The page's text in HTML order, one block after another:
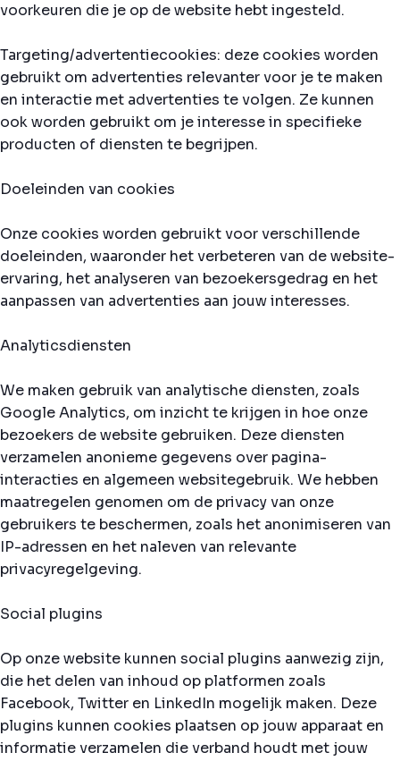
voorkeuren die je op de website hebt ingesteld.
Targeting/advertentiecookies: deze cookies worden
gebruikt om advertenties relevanter voor je te maken
en interactie met advertenties te volgen. Ze kunnen
ook worden gebruikt om je interesse in specifieke
producten of diensten te begrijpen.
Doeleinden van cookies
Onze cookies worden gebruikt voor verschillende
doeleinden, waaronder het verbeteren van de website-
ervaring, het analyseren van bezoekersgedrag en het
aanpassen van advertenties aan jouw interesses.
Analyticsdiensten
We maken gebruik van analytische diensten, zoals
Google Analytics, om inzicht te krijgen in hoe onze
bezoekers de website gebruiken. Deze diensten
verzamelen anonieme gegevens over pagina-
interacties en algemeen websitegebruik. We hebben
maatregelen genomen om de privacy van onze
gebruikers te beschermen, zoals het anonimiseren van
IP-adressen en het naleven van relevante
privacyregelgeving.
Social plugins
Op onze website kunnen social plugins aanwezig zijn,
die het delen van inhoud op platformen zoals
Facebook, Twitter en LinkedIn mogelijk maken. Deze
plugins kunnen cookies plaatsen op jouw apparaat en
informatie verzamelen die verband houdt met jouw